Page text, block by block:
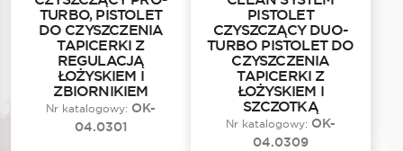
TURBO, PISTOLET
DO CZYSZCZENIA
TAPICERKI Z
REGULACJĄ
ŁOŻYSKIEM I
ZBIORNIKIEM
Nr katalogowy: OK-
04.0301
PISTOLET
CZYSZCZĄCY DUO-
TURBO PISTOLET DO
CZYSZCZENIA
TAPICERKI Z
ŁOŻYSKIEM I
SZCZOTKĄ
Nr katalogowy: OK-
04.0309